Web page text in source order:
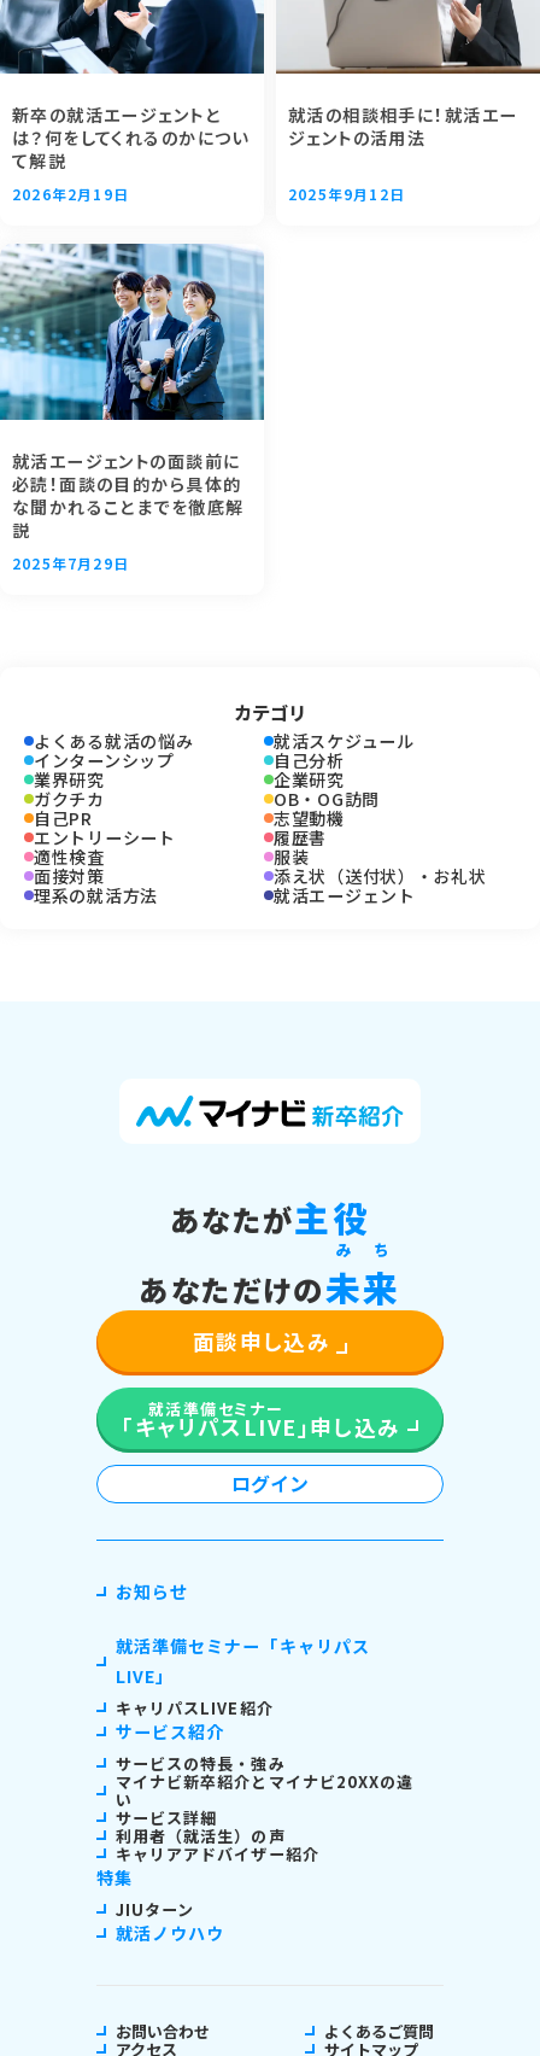
新卒の就活エージェントと
は？何をしてくれるのかについ
て解説
2026年2月19日
就活の相談相手に！就活エー
ジェントの活用法
2025年9月12日
就活エージェントの面談前に
必読！面談の目的から具体的
な聞かれることまでを徹底解
説
2025年7月29日
カテゴリ
よくある就活の悩み
就活スケジュール
インターンシップ
自己分析
業界研究
企業研究
ガクチカ
OB・OG訪問
自己PR
志望動機
エントリーシート
履歴書
適性検査
服装
面接対策
添え状（送付状）・お礼状
理系の就活方法
就活エージェント
あなたが主役
あなただけの未
み
来
ち
面談申し込み
就活準備セミナー
「キャリパスLIVE」申し込み
ログイン
お知らせ
就活準備セミナー「キャリパス
LIVE」
キャリパスLIVE紹介
サービス紹介
サービスの特長・強み
マイナビ新卒紹介とマイナビ20XXの違
い
サービス詳細
利用者（就活生）の声
キャリアアドバイザー紹介
特集
JIUターン
就活ノウハウ
お問い合わせ よくあるご質問
アクセス サイトマップ